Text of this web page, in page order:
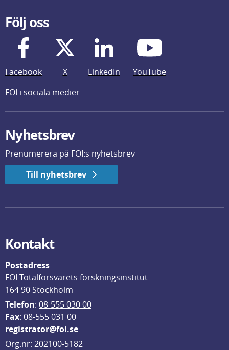
Följ oss
Facebook X LinkedIn
YouTube
FOI i sociala medier
Nyhetsbrev
Prenumerera på FOI:s nyhetsbrev
Till nyhetsbrev
Kontakt
Postadress
FOI Totalförsvarets forskningsinstitut
164 90 Stockholm
Telefon: 08-555 030 00
Fax: 08-555 031 00
registrator@foi.se
Org.nr: 202100-5182